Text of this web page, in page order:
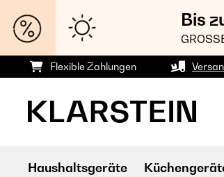
Bis
Flexible Zahlungen
Haushaltsgeräte